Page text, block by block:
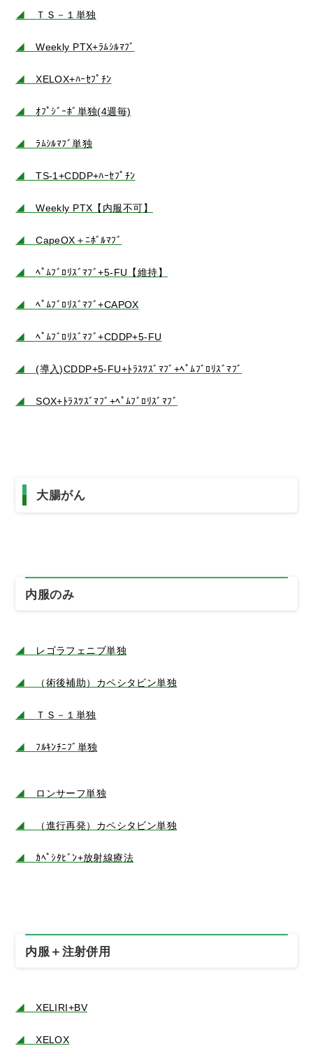
◢ ＴＳ－１単独
◢Weekly PTX+ﾗﾑｼﾙﾏﾌﾞ
◢XELOX+ﾊｰｾﾌﾟﾁﾝ
◢ｵﾌﾟｼﾞｰﾎﾞ単独(4週毎)
◢ﾗﾑｼﾙﾏﾌﾞ単独
◢TS-1+CDDP+ﾊｰｾﾌﾟﾁﾝ
◢Weekly PTX【内服不可】
◢CapeOX＋ﾆﾎﾞﾙﾏﾌﾞ
◢ﾍﾟﾑﾌﾞﾛﾘｽﾞﾏﾌﾞ+5-FU【維持】
◢ﾍﾟﾑﾌﾞﾛﾘｽﾞﾏﾌﾞ+CAPOX
◢ﾍﾟﾑﾌﾞﾛﾘｽﾞﾏﾌﾞ+CDDP+5-FU
◢(導入)CDDP+5-FU+ﾄﾗｽﾂｽﾞﾏﾌﾞ+ﾍﾟﾑﾌﾞﾛﾘｽﾞﾏﾌﾞ
◢SOX+ﾄﾗｽﾂｽﾞﾏﾌﾞ+ﾍﾟﾑﾌﾞﾛﾘｽﾞﾏﾌﾞ
大腸がん
内服のみ
◢ レゴラフェニブ単独
◢ （術後補助）カペシタビン単独
◢ ＴＳ－１単独
◢ ﾌﾙｷﾝﾁﾆﾌﾞ単独
◢ ロンサーフ単独
◢ （進行再発）カペシタビン単独
◢ｶﾍﾟｼﾀﾋﾞﾝ+放射線療法
内服＋注射併用
◢XELIRI+BV
◢XELOX